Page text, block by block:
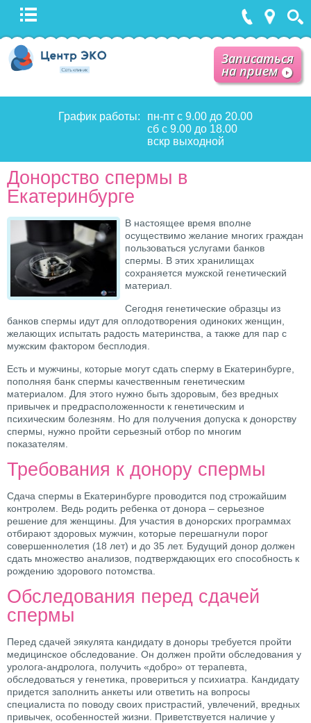
Записаться
на прием
График работы:
пн-пт с 9.00 до 20.00
сб с 9.00 до 18.00
вскр выходной
Донорство спермы в
Екатеринбурге
В настоящее время вполне
осуществимо желание многих граждан
пользоваться услугами банков
спермы. В этих хранилищах
сохраняется мужской генетический
материал.
Сегодня генетические образцы из
банков спермы идут для оплодотворения одиноких женщин,
желающих испытать радость материнства, а также для пар с
мужским фактором бесплодия.
Есть и мужчины, которые могут сдать сперму в Екатеринбурге,
пополняя банк спермы качественным генетическим
материалом. Для этого нужно быть здоровым, без вредных
привычек и предрасположенности к генетическим и
психическим болезням. Но для получения допуска к донорству
спермы, нужно пройти серьезный отбор по многим
показателям.
Требования к донору спермы
Сдача спермы в Екатеринбурге проводится под строжайшим
контролем. Ведь родить ребенка от донора – серьезное
решение для женщины. Для участия в донорских программах
отбирают здоровых мужчин, которые перешагнули порог
совершеннолетия (18 лет) и до 35 лет. Будущий донор должен
сдать множество анализов, подтверждающих его способность к
рождению здорового потомства.
Обследования перед сдачей
спермы
Перед сдачей эякулята кандидату в доноры требуется пройти
медицинское обследование. Он должен пройти обследования у
уролога-андролога, получить «добро» от терапевта,
обследоваться у генетика, провериться у психиатра. Кандидату
придется заполнить анкеты или ответить на вопросы
специалиста по поводу своих пристрастий, увлечений, вредных
привычек, особенностей жизни. Приветствуется наличие у